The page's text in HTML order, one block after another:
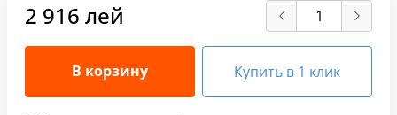
2 916 лей
В корзину Купить в 1 клик